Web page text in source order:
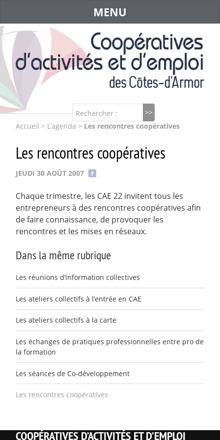
Rechercher :
MENU
Accueil > L’agenda > Les rencontres coopératives
Les rencontres coopératives
JEUDI 30 AOÛT 2007
Chaque trimestre, les CAE 22 invitent tous les
entrepreneurs à des rencontres coopératives afin
de faire connaissance, de provoquer les
rencontres et les mises en réseaux.
Dans la même rubrique
Les réunions d’information collectives
Les ateliers collectifs à l’entrée en CAE
Les ateliers collectifs à la carte
Les échanges de pratiques professionnelles entre pro de
la formation
Les séances de Co-développement
Les rencontres coopératives
COOPÉRATIVES D’ACTIVITÉS ET D’EMPLOI